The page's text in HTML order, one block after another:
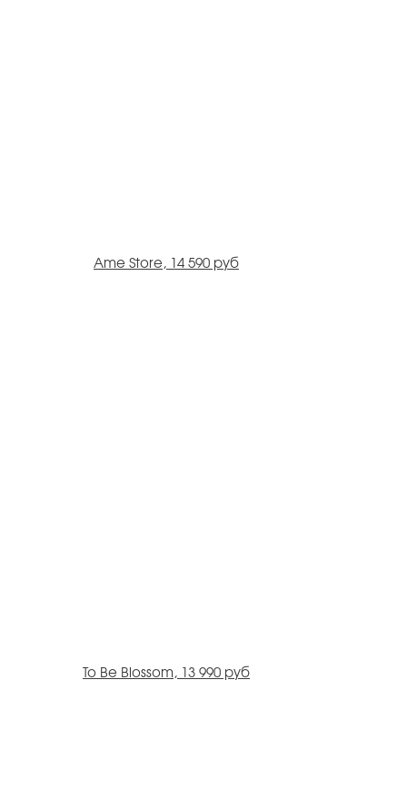
Ame Store, 14 590 руб
To Be Blossom, 13 990 руб